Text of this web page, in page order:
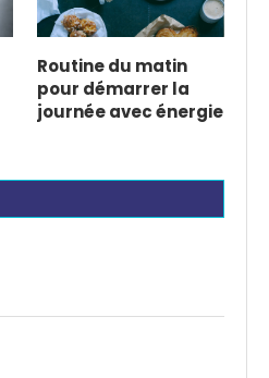
Routine du matin
pour démarrer la
journée avec énergie